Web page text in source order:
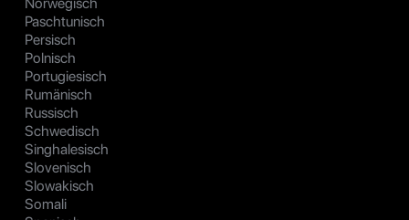
Paschtunisch
Persisch
Polnisch
Portugiesisch
Rumänisch
Russisch
Schwedisch
Singhalesisch
Slovenisch
Slowakisch
Somali